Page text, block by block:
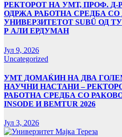
РЕКТОРОТ НА УМТ, ПРОФ. Д-
ОДРЖА РАБОТНА СРЕДБА СО
УНИВЕРЗИТЕТОТ SUBÜ ОД
Р АЛИ ЕРДУМАН
Јул 9, 2026
Uncategorized
УMТ ДОМАЌИН НА ДВА
НАУЧНИ НАСТАНИ –
РАБОТНА СРЕДБА СО
INSODE И BEMTUR 2026
Јул 3, 2026